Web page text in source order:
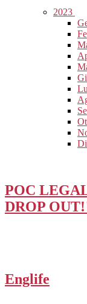
2023
POC
DROP
Englife